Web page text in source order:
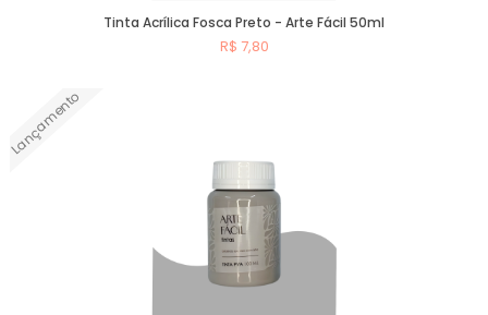
Tinta Acrílica Fosca Preto - Arte Fácil 50ml
R$ 7,80
Lançamento